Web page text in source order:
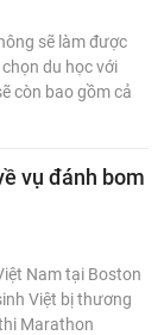
sẽ làm được
du học với
còn bao gồm cả
vụ đánh bom
Nam tại Boston
Việt bị thương
Marathon